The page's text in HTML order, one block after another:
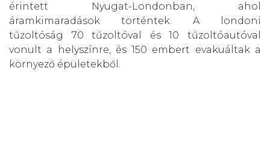
érintett Nyugat-Londonban, ahol
áramkimaradások történtek. A londoni
tűzoltóság 70 tűzoltóval és 10 tűzoltóautóval
vonult a helyszínre, és 150 embert evakuáltak a
környező épületekből.